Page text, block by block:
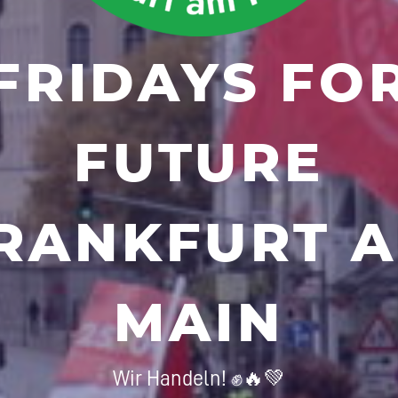
FUTURE
MAIN
Wir Handeln! ✊🔥💚